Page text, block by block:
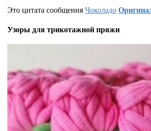
Это цитата сообщенияЧоколадо
Узоры для трикотажной пряжи